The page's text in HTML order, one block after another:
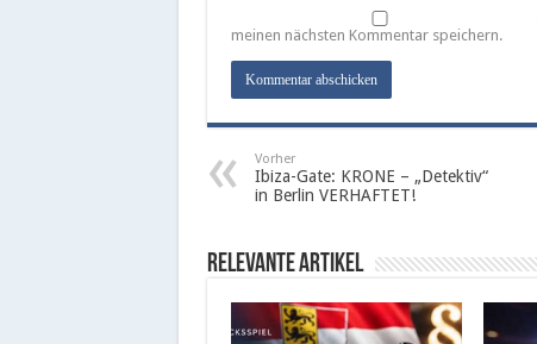
meinen nächsten Kommentar speichern.
Vorher
Ibiza-Gate: KRONE – „Detektiv“
in Berlin VERHAFTET!
Relevante Artikel